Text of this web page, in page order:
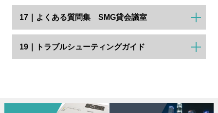
17｜よくある質問集 SMG貸会議室
19｜トラブルシューティングガイド